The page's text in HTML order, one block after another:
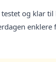
og klar